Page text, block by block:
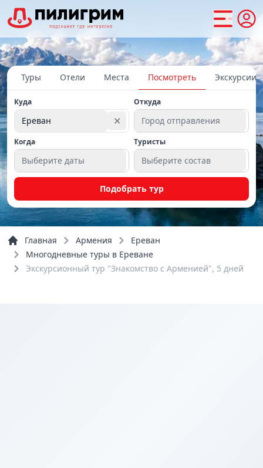
Туры Отели Места Посмотреть Экскурсии
Куда
Ереван ✕
Откуда
Город отправления
Когда
Выберите даты
Туристы
Выберите состав
Подобрать тур
Главная Армения
Ереван
Многодневные туры в Ереване
Экскурсионный тур "Знакомство с Арменией", 5 дней